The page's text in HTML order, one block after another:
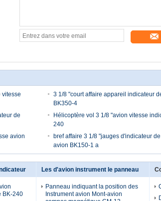
vitesse
3 1/8 "court affaire appareil indicateur
BK350-4
de
Hélicoptère vol 3 1/8 "avion vitesse
240
avion
bref affaire 3 1/8 "jauges d'indicateur
avion BK150-1 a
BK-240
Les d'avion instrument le panneau
Panneau indiquant la position des
Instrument avion Mont-avion